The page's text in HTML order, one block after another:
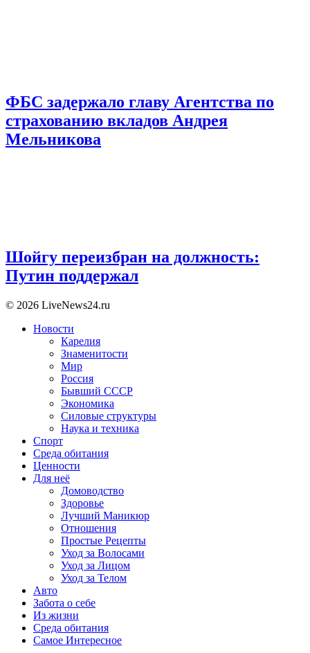
ФБС задержало главу Агентства по
страхованию вкладов Андрея
Мельникова
Шойгу переизбран на должность:
Путин поддержал
© 2026 LiveNews24.ru
Новости
Карелия
Знаменитости
Мир
Россия
Бывший СССР
Экономика
Силовые структуры
Наука и техника
Спорт
Среда обитания
Ценности
Для неё
Домоводство
Здоровье
Лучший Маникюр
Отношения
Простые Рецепты
Уход за Волосами
Уход за Лицом
Уход за Телом
Авто
Забота о себе
Из жизни
Среда обитания
Самое Интересное